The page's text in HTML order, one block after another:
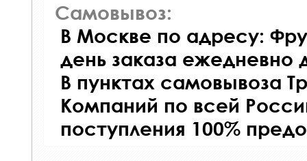
Самовывоз:
В Москве по адресу:
день заказа ежедневно
В пунктах самовывоза
Компаний по всей
поступления 100%